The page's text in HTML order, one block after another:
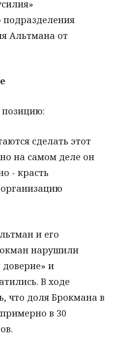
подразделения
Альтмана от
сделать этот
на самом деле он
- красть
и его
нарушили
доверие» и
В ходе
что доля Брокмана в
в 30